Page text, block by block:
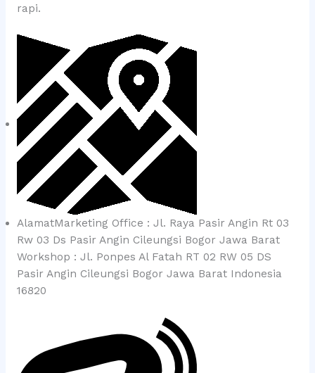
rapi.
AlamatMarketing Office : Jl. Raya Pasir Angin Rt 03
Rw 03 Ds Pasir Angin Cileungsi Bogor Jawa Barat
Workshop : Jl. Ponpes Al Fatah RT 02 RW 05 DS
Pasir Angin Cileungsi Bogor Jawa Barat Indonesia
16820